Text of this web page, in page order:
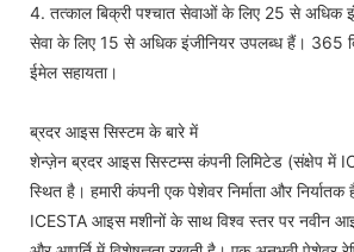
4. तत्काल बिक्री पश्चात सेवाओं के लिए 25 से अधिक
सेवा के लिए 15 से अधिक इंजीनियर उपलब्ध हैं।
ईमेल सहायता।
ब्रदर आइस सिस्टम के बारे में
शेन्ज़ेन ब्रदर आइस सिस्टम्स कंपनी लिमिटेड (संक्षेप में
स्थित है। हमारी कंपनी एक पेशेवर निर्माता और
ICESTA आइस मशीनों के साथ विश्व स्तर पर नवीन